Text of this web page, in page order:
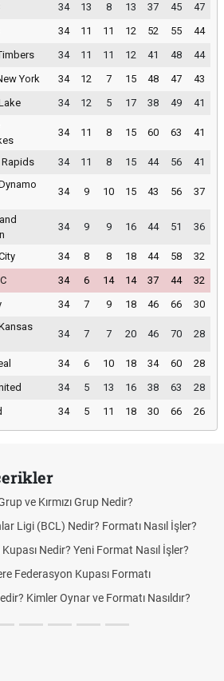
34 13 8 13 37 45
47
34 11 11 12 52 55
44
34 11 11 12 41 48
44
York 34 12 7 15 48 47
43
34 12 5 17 38 49 41
34 11 8 15 60 63 41
34 11 8 15 44 56 41
34 9 10 15 43 56 37
34 9 9 16 44 51 36
34 8 8 18 44 58
32
34 6 14 14 37 44
32
34 7 9 18 46 66 30
34 7 7 20 46 70 28
34 6 10 18 34 60
28
34 5 13 16 38 63
28
34 5 11 18 30 66 26
ve Kırmızı Grup Nedir?
Ligi (BCL) Nedir? Formatı Nasıl İşler?
Nedir? Yeni Format Nasıl İşler?
Federasyon Kupası Formatı
Kimler Oynar ve Formatı Nasıldır?